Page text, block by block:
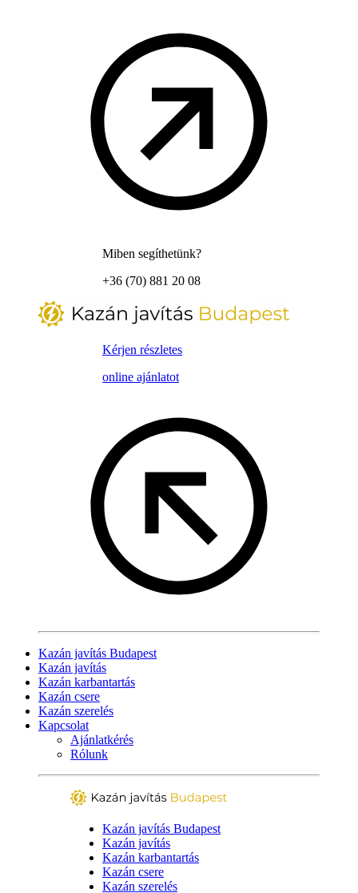
Miben segíthetünk?
+36 (70) 881 20 08
Kérjen részletes
online ajánlatot
Kazán javítás Budapest
Kazán javítás
Kazán karbantartás
Kazán csere
Kazán szerelés
Kapcsolat
Ajánlatkérés
Rólunk
Kazán javítás Budapest
Kazán javítás
Kazán karbantartás
Kazán csere
Kazán szerelés